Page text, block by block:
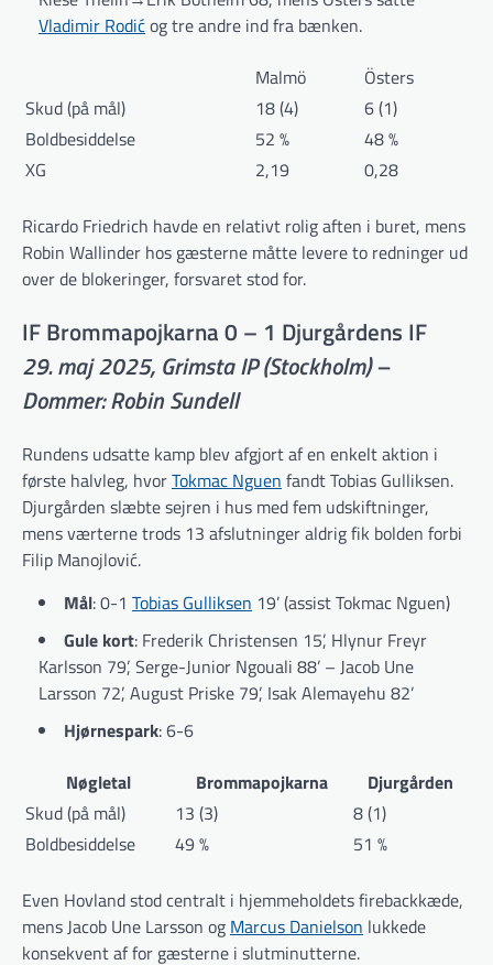
Vladimir Rodićog tre andre ind fra bænken.
Malmö
Östers
Skud (på mål)
18 (4)
6 (1)
Boldbesiddelse
52 %
48 %
XG
2,19 0,28
Ricardo Friedrich havde en relativt rolig aften i buret, mens
Robin Wallinder hos gæsterne måtte levere to redninger ud
over de blokeringer, forsvaret stod for.
IF Brommapojkarna 0 – 1 Djurgårdens IF
29. maj 2025, Grimsta IP (Stockholm) –
Dommer: Robin Sundell
Rundens udsatte kamp blev afgjort af en enkelt aktion i
første halvleg, hvorTokmac Nguen fandt Tobias Gulliksen.
Djurgården slæbte sejren i hus med fem udskiftninger,
mens værterne trods 13 afslutninger aldrig fik bolden forbi
Filip Manojlović.
Mål: 0-1 Tobias Gulliksen 19’ (assist Tokmac Nguen)
Gule kort: Frederik Christensen 15’, Hlynur Freyr
Karlsson 79’, Serge-Junior Ngouali 88’ – Jacob Une
Larsson 72’, August Priske 79’, Isak Alemayehu 82’
Hjørnespark: 6-6
Nøgletal
Brommapojkarna
Djurgården
Skud (på mål)
13 (3)
8 (1)
Boldbesiddelse
49 % 51 %
Even Hovland stod centralt i hjemmeholdets firebackkæde,
mens Jacob Une Larsson og Marcus Danielson lukkede
konsekvent af for gæsterne i slutminutterne.